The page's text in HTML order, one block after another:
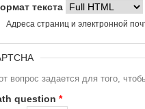
текста
Адреса страниц и электронной
вопрос задается для того,
question *